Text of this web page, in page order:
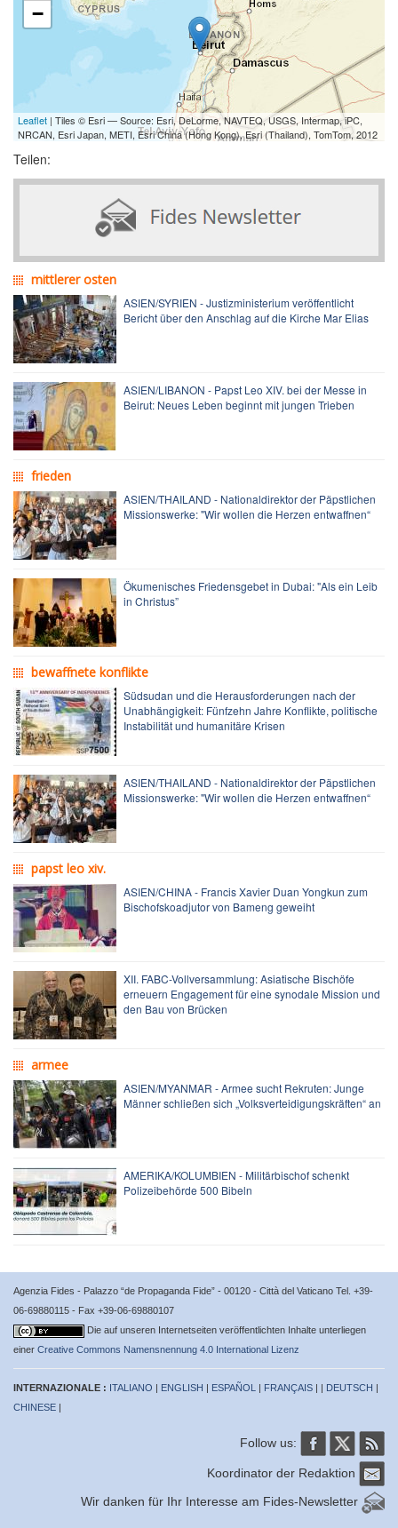
−
Leaflet | Tiles © Esri — Source: Esri, DeLorme, NAVTEQ, USGS, Intermap, iPC,
NRCAN, Esri Japan, METI, Esri China (Hong Kong), Esri (Thailand), TomTom, 2012
Teilen:
mittlerer osten
ASIEN/SYRIEN - Justizministerium veröffentlicht
Bericht über den Anschlag auf die Kirche Mar Elias
ASIEN/LIBANON - Papst Leo XIV. bei der Messe in
Beirut: Neues Leben beginnt mit jungen Trieben
frieden
ASIEN/THAILAND - Nationaldirektor der Päpstlichen
Missionswerke: "Wir wollen die Herzen entwaffnen“
Ökumenisches Friedensgebet in Dubai: "Als ein Leib
in Christus”
bewaffnete konflikte
Südsudan und die Herausforderungen nach der
Unabhängigkeit: Fünfzehn Jahre Konflikte, politische
Instabilität und humanitäre Krisen
ASIEN/THAILAND - Nationaldirektor der Päpstlichen
Missionswerke: "Wir wollen die Herzen entwaffnen“
papst leo xiv.
ASIEN/CHINA - Francis Xavier Duan Yongkun zum
Bischofskoadjutor von Bameng geweiht
XII. FABC-Vollversammlung: Asiatische Bischöfe
erneuern Engagement für eine synodale Mission und
den Bau von Brücken
armee
ASIEN/MYANMAR - Armee sucht Rekruten: Junge
Männer schließen sich „Volksverteidigungskräften“ an
AMERIKA/KOLUMBIEN - Militärbischof schenkt
Polizeibehörde 500 Bibeln
Agenzia Fides - Palazzo “de Propaganda Fide” - 00120 - Città del Vaticano Tel. +39-
06-69880115 - Fax +39-06-69880107
Die auf unseren Internetseiten veröffentlichten Inhalte unterliegen
einer Creative Commons Namensnennung 4.0 International Lizenz
INTERNAZIONALE : ITALIANO | ENGLISH | ESPAÑOL | FRANÇAIS | | DEUTSCH |
CHINESE |
Follow us:
Koordinator der Redaktion
Wir danken für Ihr Interesse am Fides-Newsletter